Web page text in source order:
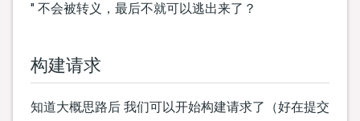
" 不会被转义，最后不就可以逃出来了？
构建请求
知道大概思路后 我们可以开始构建请求了（好在提交